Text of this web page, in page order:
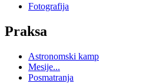
Fotografija
Praksa
Astronomski kamp
Mesije...
Posmatranja